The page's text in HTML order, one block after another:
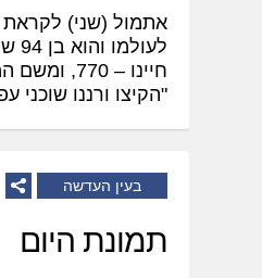
אתמול (שני) לקראת
חיינו –
"הקיצו ורננו שוכני
בעין העדשה
תמונת היום